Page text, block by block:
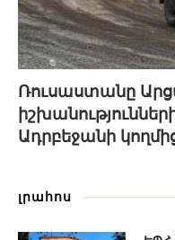
Ռուսաստանը
Ադրբեջանի
լրահոս